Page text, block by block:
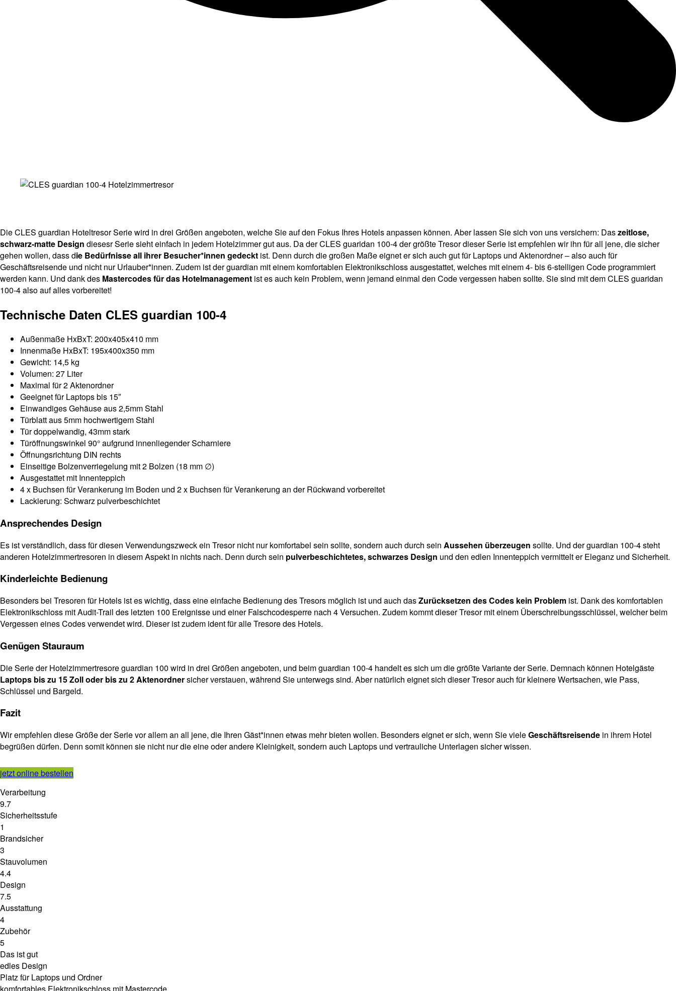
Die CLES guardian Hoteltresor Serie wird in drei Größen angeboten, welche Sie auf den Fokus Ihres Hotels anpassen können. Aber lassen Sie sich von uns versichern: Daszeitlose,
schwarz-matte Design diesesr Serie sieht einfach in jedem Hotelzimmer gut aus. Da der CLES guaridan 100-4 der größte Tresor dieser Serie ist empfehlen wir ihn für all jene, die sicher
gehen wollen, dass die Bedürfnisse all ihrer Besucher*innen gedeckt ist. Denn durch die großen Maße eignet er sich auch gut für Laptops und Aktenordner – also auch für
Geschäftsreisende und nicht nur Urlauber*innen. Zudem ist der guardian mit einem komfortablen Elektronikschloss ausgestattet, welches mit einem 4- bis 6-stelligen Code programmiert
werden kann. Und dank des Mastercodes für das Hotelmanagement ist es auch kein Problem, wenn jemand einmal den Code vergessen haben sollte. Sie sind mit dem CLES guaridan
100-4 also auf alles vorbereitet!
Technische Daten CLES guardian 100-4
Außenmaße HxBxT: 200x405x410 mm
Innenmaße HxBxT: 195x400x350 mm
Gewicht: 14,5 kg
Volumen: 27 Liter
Maximal für 2 Aktenordner
Geeignet für Laptops bis 15″
Einwandiges Gehäuse aus 2,5mm Stahl
Türblatt aus 5mm hochwertigem Stahl
Tür doppelwandig, 43mm stark
Türöffnungswinkel 90° aufgrund innenliegender Scharniere
Öffnungsrichtung DIN rechts
Einseitige Bolzenverriegelung mit 2 Bolzen (18 mm ∅)
Ausgestattet mit Innenteppich
4 x Buchsen für Verankerung im Boden und 2 x Buchsen für Verankerung an der Rückwand vorbereitet
Lackierung: Schwarz pulverbeschichtet
Ansprechendes Design
Es ist verständlich, dass für diesen Verwendungszweck ein Tresor nicht nur komfortabel sein sollte, sondern auch durch sein Aussehen überzeugen sollte. Und der guardian 100-4 steht
anderen Hotelzimmertresoren in diesem Aspekt in nichts nach. Denn durch sein pulverbeschichtetes, schwarzes Design und den edlen Innenteppich vermittelt er Eleganz und Sicherheit.
Kinderleichte Bedienung
Besonders bei Tresoren für Hotels ist es wichtig, dass eine einfache Bedienung des Tresors möglich ist und auch dasZurücksetzen des Codes kein Problem ist. Dank des komfortablen
Elektronikschloss mit Audit-Trail des letzten 100 Ereignisse und einer Falschcodesperre nach 4 Versuchen. Zudem kommt dieser Tresor mit einem Überschreibungsschlüssel, welcher beim
Vergessen eines Codes verwendet wird. Dieser ist zudem ident für alle Tresore des Hotels.
Genügen Stauraum
Die Serie der Hotelzimmertresore guardian 100 wird in drei Größen angeboten, und beim guardian 100-4 handelt es sich um die größte Variante der Serie. Demnach können Hotelgäste
Laptops bis zu 15 Zoll oder bis zu 2 Aktenordnersicher verstauen, während Sie unterwegs sind. Aber natürlich eignet sich dieser Tresor auch für kleinere Wertsachen, wie Pass,
Schlüssel und Bargeld.
Fazit
Wir empfehlen diese Größe der Serie vor allem an all jene, die Ihren Gäst*innen etwas mehr bieten wollen. Besonders eignet er sich, wenn Sie vieleGeschäftsreisende in ihrem Hotel
begrüßen dürfen. Denn somit können sie nicht nur die eine oder andere Kleinigkeit, sondern auch Laptops und vertrauliche Unterlagen sicher wissen.
jetzt online bestellen
Verarbeitung
9.7
Sicherheitsstufe
1
Brandsicher
3
Stauvolumen
4.4
Design
7.5
Ausstattung
4
Zubehör
5
Das ist gut
edles Design
Platz für Laptops und Ordner